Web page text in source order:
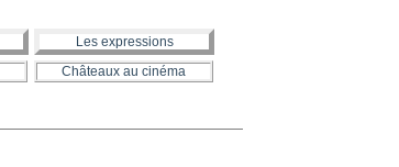
Les expressions
Châteaux au cinéma